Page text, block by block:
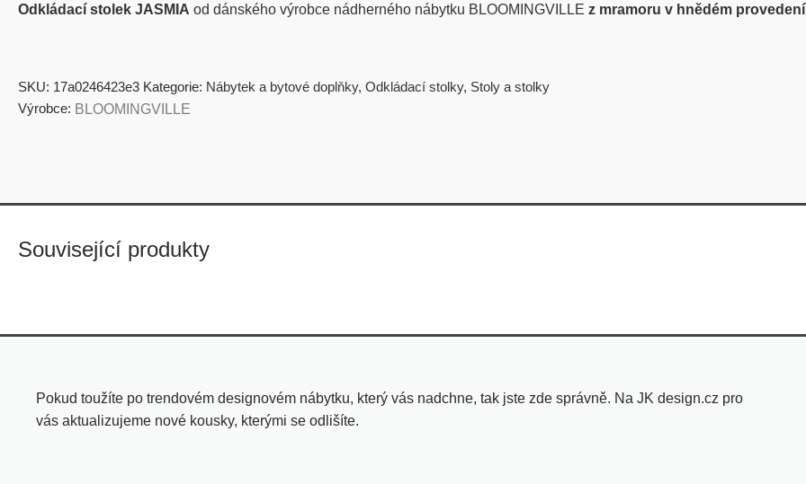
Odkládací stolek JASMIA od dánského výrobce nádherného nábytku BLOOMINGVILLE z mramoru v hnědém
SKU: 17a0246423e3 Kategorie: Nábytek a bytové doplňky, Odkládací stolky, Stoly a stolky
Výrobce: BLOOMINGVILLE
Související produkty
Pokud toužíte po trendovém designovém nábytku, který vás nadchne, tak jste zde správně. Na JK design.cz pro
vás aktualizujeme nové kousky, kterými se odlišíte.